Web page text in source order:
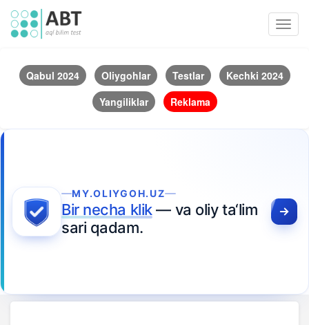
Qabul 2024 Oliygohlar Testlar
Kechki 2024
Yangiliklar
Reklama
MY.OLIYGOH.UZ
Bir necha klik— va oliy ta‘lim
sari qadam.